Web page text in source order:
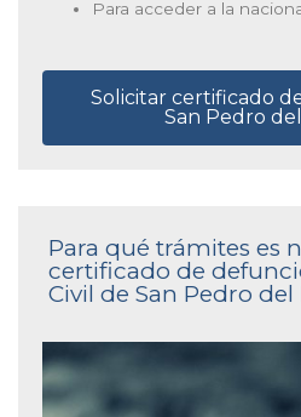
Para acceder a la
Solicitar certificado
San Pedro
Para qué trámites es
certificado de
Civil de San Pedro